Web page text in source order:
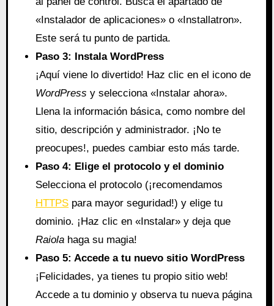
«Instalador de aplicaciones» o «Installatron».
Este será tu punto de partida.
Paso 3: Instala WordPress
¡Aquí viene lo divertido! Haz clic en el icono de
WordPress y selecciona «Instalar ahora».
Llena la información básica, como nombre del
sitio, descripción y administrador. ¡No te
preocupes!, puedes cambiar esto más tarde.
Paso 4: Elige el protocolo y el dominio
Selecciona el protocolo (¡recomendamos
HTTPS para mayor seguridad!) y elige tu
dominio. ¡Haz clic en «Instalar» y deja que
Raiola haga su magia!
Paso 5: Accede a tu nuevo sitio WordPress
¡Felicidades, ya tienes tu propio sitio web!
Accede a tu dominio y observa tu nueva página